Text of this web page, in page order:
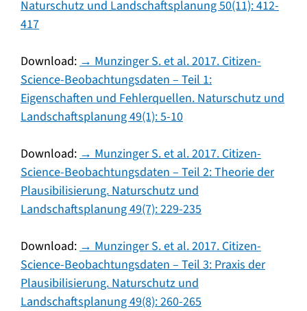
Naturschutz und Landschaftsplanung 50(11): 412-
417
Download: → Munzinger S. et al. 2017. Citizen-
Science-Beobachtungsdaten – Teil 1:
Eigenschaften und Fehlerquellen. Naturschutz und
Landschaftsplanung 49(1): 5-10
Download: → Munzinger S. et al. 2017. Citizen-
Science-Beobachtungsdaten – Teil 2: Theorie der
Plausibilisierung. Naturschutz und
Landschaftsplanung 49(7): 229-235
Download: → Munzinger S. et al. 2017. Citizen-
Science-Beobachtungsdaten – Teil 3: Praxis der
Plausibilisierung. Naturschutz und
Landschaftsplanung 49(8): 260-265